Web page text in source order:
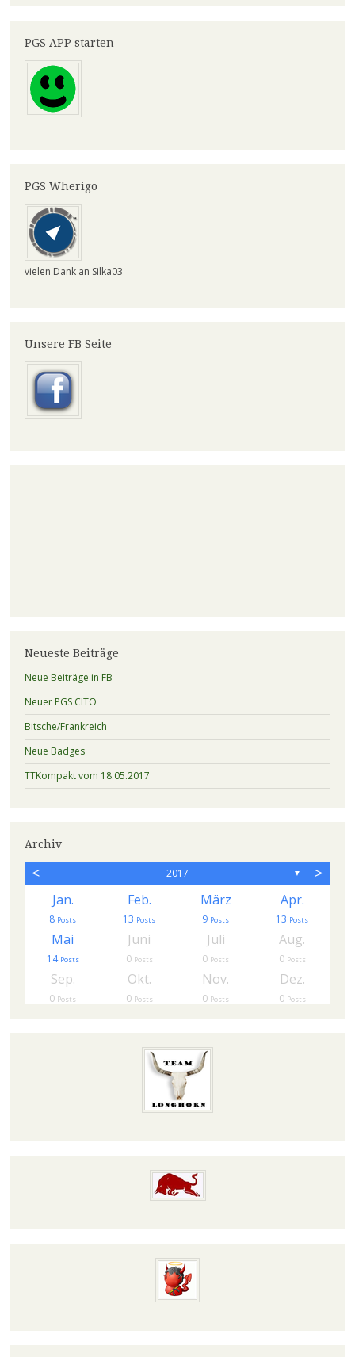
PGS APP starten
PGS Wherigo
vielen Dank an Silka03
Unsere FB Seite
Neueste Beiträge
Neue Beiträge in FB
Neuer PGS CITO
Bitsche/Frankreich
Neue Badges
TTKompakt vom 18.05.2017
Archiv
< 2017 ▼ >
Jan.
8 Posts
Feb.
13 Posts
März
9 Posts
Apr.
13 Posts
Mai
14 Posts
Juni
0 Posts
Juli
0 Posts
Aug.
0 Posts
Sep.
0 Posts
Okt.
0 Posts
Nov.
0 Posts
Dez.
0 Posts